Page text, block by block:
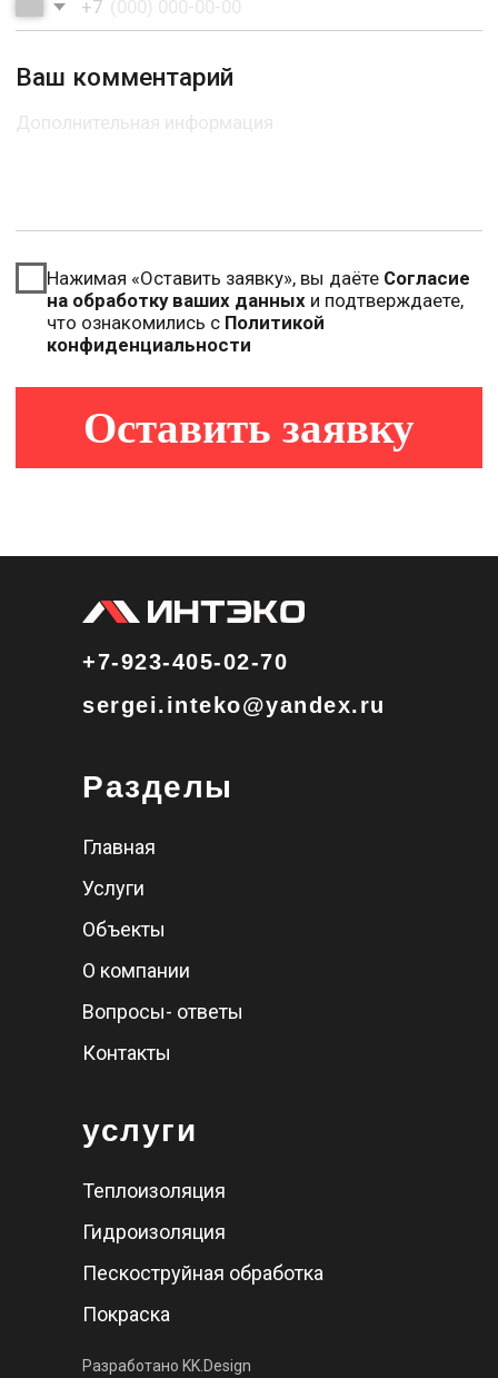
услуги
Разделы
sergei.inteko@yandex.ru
+7-923-405-02-70
Разработано KK.Design
Покраска
Контакты
Вопросы- ответы
Пескоструйная обработка
Гидроизоляция
Теплоизоляция
Услуги
Объекты
О компании
Главная